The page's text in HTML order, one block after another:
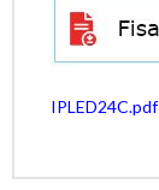
IPLED24C.pdf